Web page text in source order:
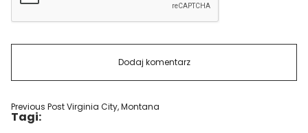
Previous PostVirginia City, Montana
Tagi: